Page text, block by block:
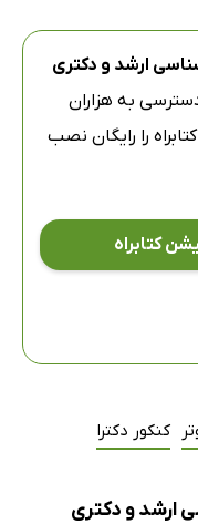
ارشد و دکتری
به هزاران
را رایگان نصب
کتابراه
کنکور دکترا
ارشد و دکتری